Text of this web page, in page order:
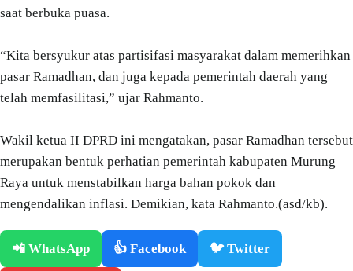
saat berbuka puasa.
“Kita bersyukur atas partisifasi masyarakat dalam memerihkan
pasar Ramadhan, dan juga kepada pemerintah daerah yang
telah memfasilitasi,” ujar Rahmanto.
Wakil ketua II DPRD ini mengatakan, pasar Ramadhan tersebut
merupakan bentuk perhatian pemerintah kabupaten Murung
Raya untuk menstabilkan harga bahan pokok dan
mengendalikan inflasi. Demikian, kata Rahmanto.(asd/kb).
📲 WhatsApp 👍 Facebook 🐦 Twitter